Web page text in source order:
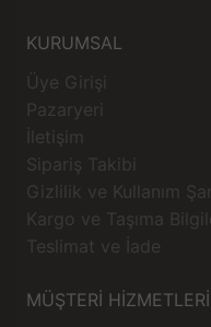
KURUMSAL
Üye Girişi
Pazaryeri
İletişim
Sipariş Takibi
Gizlilik ve Kullanım
Kargo ve Taşıma
Teslimat ve İade
MÜŞTERİ HİZMETLERİ